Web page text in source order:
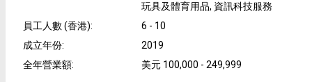
玩具及體育用品, 資訊科技服務
員工人數 (香港):
6 - 10
成立年份:
2019
全年營業額: 美元 100,000 - 249,999